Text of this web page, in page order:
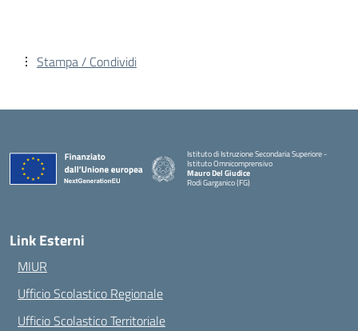
Stampa / Condividi
Istituto di Istruzione Secondaria Superiore -
Istituto Omnicomprensivo
Mauro Del Giudice
Rodi Garganico (FG)
— Visita la pagina iniziale della scuola
Link Esterni
MIUR
Ufficio Scolastico Regionale
Ufficio Scolastico Territoriale